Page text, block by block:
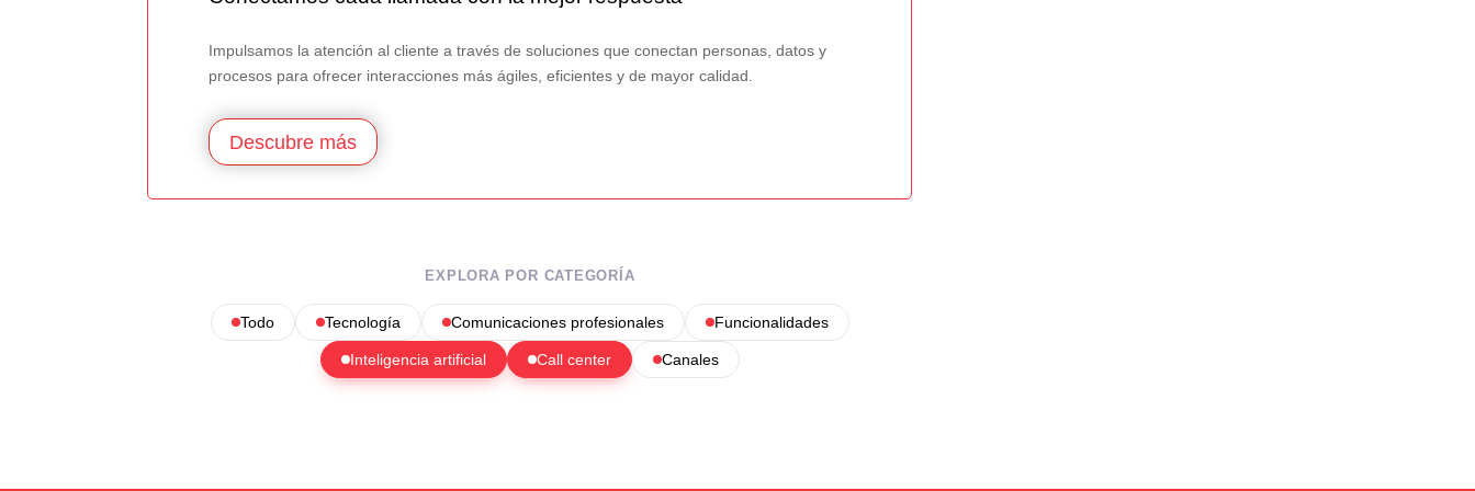
Impulsamos la atención al cliente a través de soluciones que conectan personas, datos y
procesos para ofrecer interacciones más ágiles, eficientes y de mayor calidad.
Descubre más
EXPLORA POR CATEGORÍA
Todo Tecnología Comunicaciones profesionales Funcionalidades
Inteligencia artificial Call center Canales